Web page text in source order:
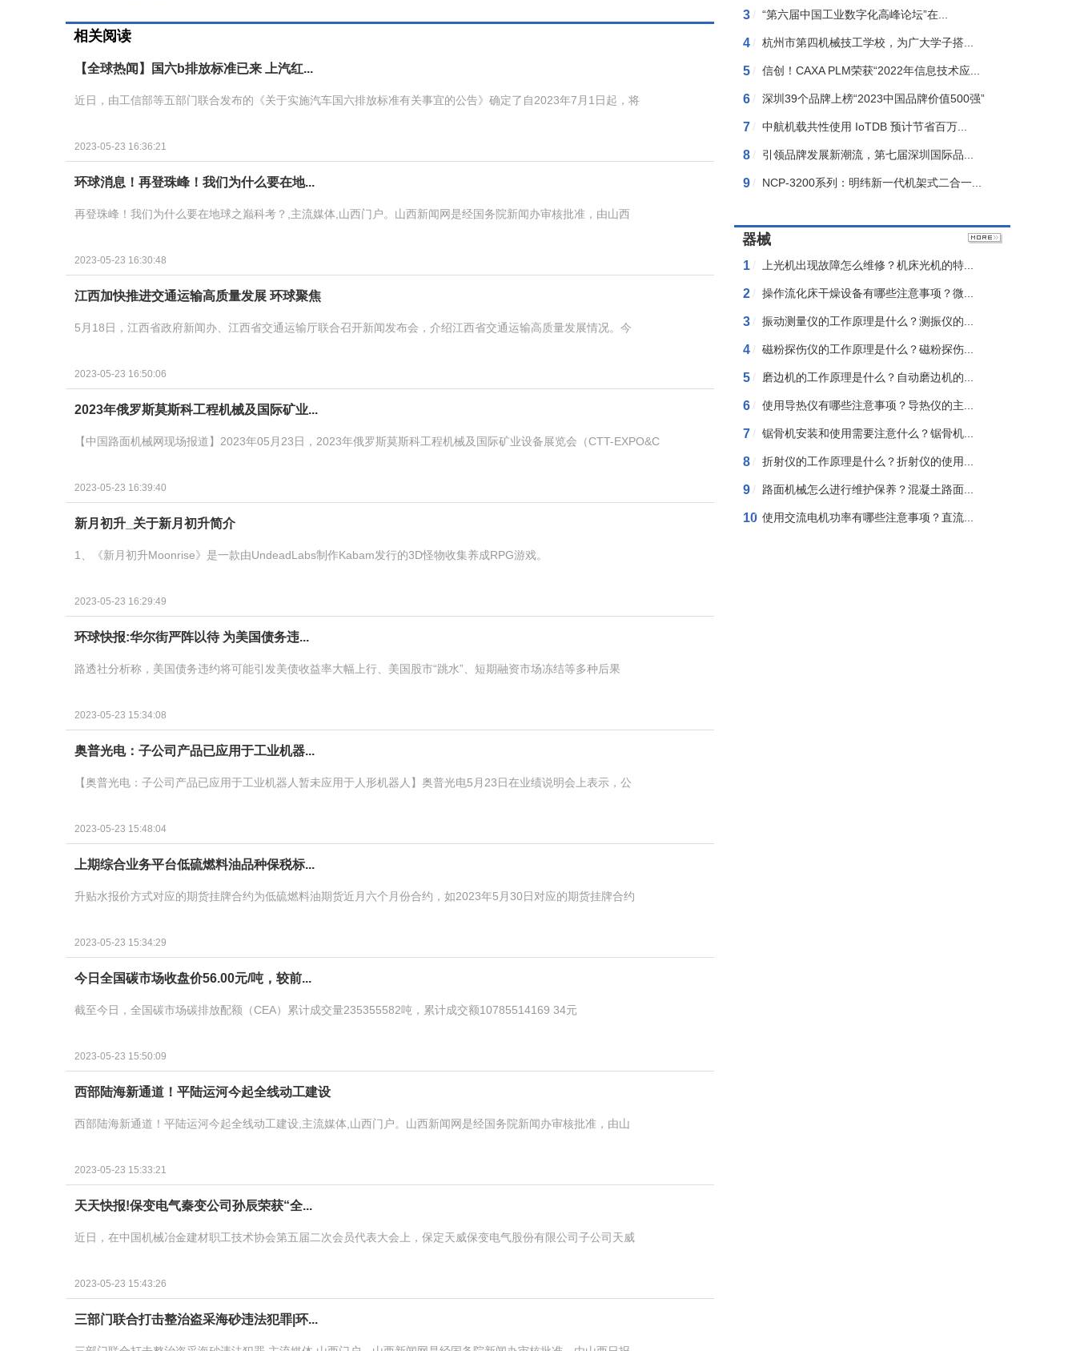
相关阅读
【全球热闻】国六b排放标准已来 上汽红...
近日，由工信部等五部门联合发布的《关于实施汽车国六排放标准有关事宜的公告》确定了自2023年7月1日起，将
2023-05-23 16:36:21
环球消息！再登珠峰！我们为什么要在地...
再登珠峰！我们为什么要在地球之巅科考？,主流媒体,山西门户。山西新闻网是经国务院新闻办审核批准，由山西
2023-05-23 16:30:48
江西加快推进交通运输高质量发展 环球聚焦
5月18日，江西省政府新闻办、江西省交通运输厅联合召开新闻发布会，介绍江西省交通运输高质量发展情况。今
2023-05-23 16:50:06
2023年俄罗斯莫斯科工程机械及国际矿业...
【中国路面机械网现场报道】2023年05月23日，2023年俄罗斯莫斯科工程机械及国际矿业设备展览会（CTT-EXPO&C
2023-05-23 16:39:40
新月初升_关于新月初升简介
1、《新月初升Moonrise》是一款由UndeadLabs制作Kabam发行的3D怪物收集养成RPG游戏。
2023-05-23 16:29:49
环球快报:华尔街严阵以待 为美国债务违...
路透社分析称，美国债务违约将可能引发美债收益率大幅上行、美国股市“跳水”、短期融资市场冻结等多种后果
2023-05-23 15:34:08
奥普光电：子公司产品已应用于工业机器...
【奥普光电：子公司产品已应用于工业机器人暂未应用于人形机器人】奥普光电5月23日在业绩说明会上表示，公
2023-05-23 15:48:04
上期综合业务平台低硫燃料油品种保税标...
升贴水报价方式对应的期货挂牌合约为低硫燃料油期货近月六个月份合约，如2023年5月30日对应的期货挂牌合约
2023-05-23 15:34:29
今日全国碳市场收盘价56.00元/吨，较前...
截至今日，全国碳市场碳排放配额（CEA）累计成交量235355582吨，累计成交额10785514169 34元
2023-05-23 15:50:09
西部陆海新通道！平陆运河今起全线动工建设
西部陆海新通道！平陆运河今起全线动工建设,主流媒体,山西门户。山西新闻网是经国务院新闻办审核批准，由山
2023-05-23 15:33:21
天天快报!保变电气秦变公司孙辰荣获“全...
近日，在中国机械冶金建材职工技术协会第五届二次会员代表大会上，保定天威保变电气股份有限公司子公司天威
2023-05-23 15:43:26
三部门联合打击整治盗采海砂违法犯罪|环...
3 / “第六届中国工业数字化高峰论坛”在...
4 / 杭州市第四机械技工学校，为广大学子搭...
5 / 信创！CAXA PLM荣获“2022年信息技术应...
6 / 深圳39个品牌上榜“2023中国品牌价值500强”
7 / 中航机载共性使用 IoTDB 预计节省百万...
8 / 引领品牌发展新潮流，第七届深圳国际品...
9 / NCP-3200系列：明纬新一代机架式二合一...
器械
1 / 上光机出现故障怎么维修？机床光机的特...
2 / 操作流化床干燥设备有哪些注意事项？微...
3 / 振动测量仪的工作原理是什么？测振仪的...
4 / 磁粉探伤仪的工作原理是什么？磁粉探伤...
5 / 磨边机的工作原理是什么？自动磨边机的...
6 / 使用导热仪有哪些注意事项？导热仪的主...
7 / 锯骨机安装和使用需要注意什么？锯骨机...
8 / 折射仪的工作原理是什么？折射仪的使用...
9 / 路面机械怎么进行维护保养？混凝土路面...
10
/ 使用交流电机功率有哪些注意事项？直流...